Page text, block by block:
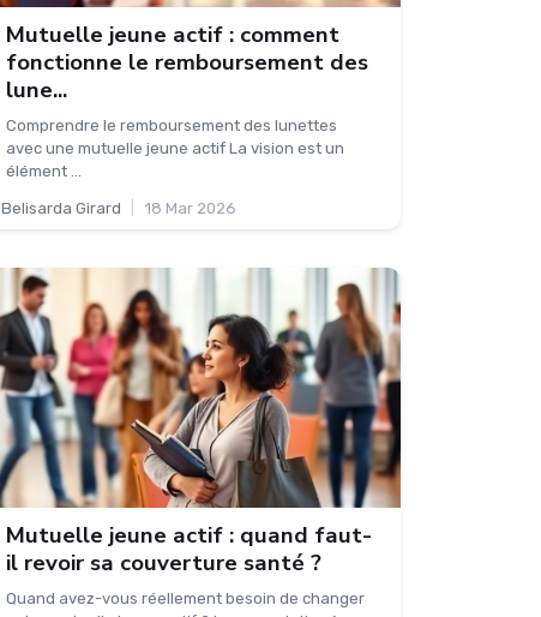
Mutuelle jeune actif : comment
fonctionne le remboursement des
lune...
Comprendre le remboursement des lunettes
avec une mutuelle jeune actif La vision est un
élément ...
Belisarda Girard 18 Mar 2026
Mutuelle jeune actif : quand faut-
il revoir sa couverture santé ?
Quand avez-vous réellement besoin de changer